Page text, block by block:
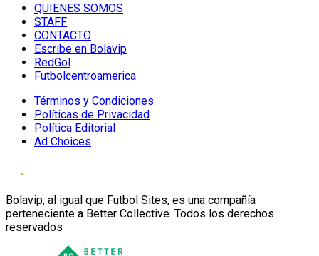
QUIENES SOMOS
STAFF
CONTACTO
Escribe en Bolavip
RedGol
Futbolcentroamerica
Términos y Condiciones
Políticas de Privacidad
Política Editorial
Ad Choices
Bolavip, al igual que Futbol Sites, es una compañía
perteneciente a Better Collective. Todos los derechos
reservados